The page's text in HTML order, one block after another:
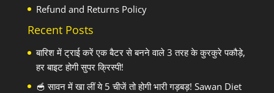
Refund and Returns Policy
Recent Posts
बारिश में ट्राई करें एक बैटर से बनने वाले 3 तरह के कुरकुरे पकौड़े,
हर बाइट होगी सुपर क्रिस्पी!
🥣 सावन में खा लीं ये 5 चीजें तो होगी भारी गड़बड़! Sawan Diet